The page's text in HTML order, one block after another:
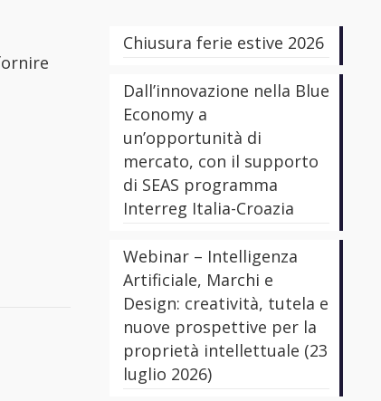
Chiusura ferie estive 2026
Dall’innovazione nella Blue
Economy a
un’opportunità di
mercato, con il supporto
di SEAS programma
Interreg Italia-Croazia
Webinar – Intelligenza
Artificiale, Marchi e
Design: creatività, tutela e
nuove prospettive per la
proprietà intellettuale (23
luglio 2026)